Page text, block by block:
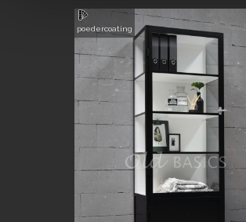
poedercoating